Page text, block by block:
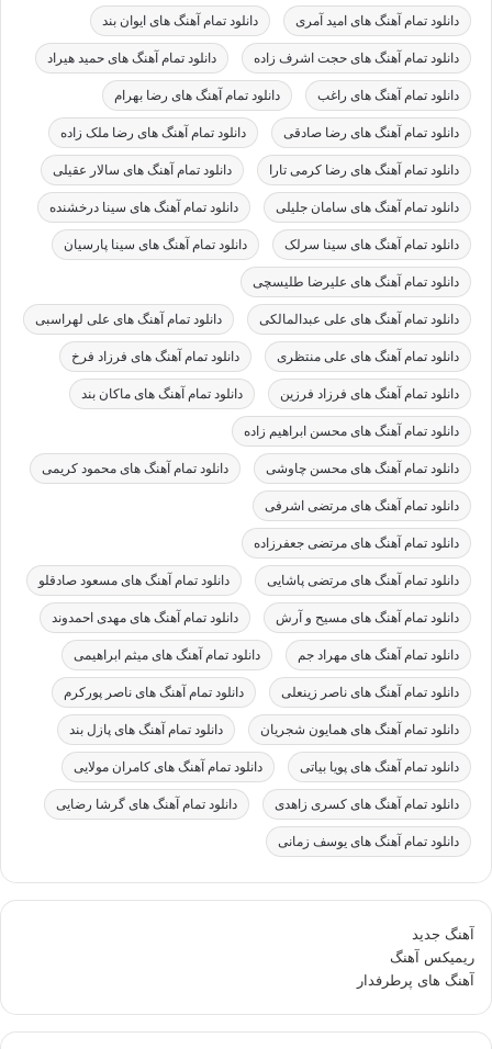
دانلود تمام آهنگ های امید آمری دانلود تمام آهنگ های ایوان بند
دانلود تمام آهنگ های حجت اشرف زاده دانلود تمام آهنگ های حمید هیراد
دانلود تمام آهنگ های راغب دانلود تمام آهنگ های رضا بهرام
دانلود تمام آهنگ های رضا صادقی دانلود تمام آهنگ های رضا ملک زاده
دانلود تمام آهنگ های رضا کرمی تارا دانلود تمام آهنگ های سالار عقیلی
دانلود تمام آهنگ های سامان جلیلی دانلود تمام آهنگ های سینا درخشنده
دانلود تمام آهنگ های سینا سرلک دانلود تمام آهنگ های سینا پارسیان
دانلود تمام آهنگ های علیرضا طلیسچی
دانلود تمام آهنگ های علی عبدالمالکی دانلود تمام آهنگ های علی لهراسبی
دانلود تمام آهنگ های علی منتظری دانلود تمام آهنگ های فرزاد فرخ
دانلود تمام آهنگ های فرزاد فرزین دانلود تمام آهنگ های ماکان بند
دانلود تمام آهنگ های محسن ابراهیم زاده
دانلود تمام آهنگ های محسن چاوشی دانلود تمام آهنگ های محمود کریمی
دانلود تمام آهنگ های مرتضی اشرفی
دانلود تمام آهنگ های مرتضی جعفرزاده
دانلود تمام آهنگ های مرتضی پاشایی دانلود تمام آهنگ های مسعود صادقلو
دانلود تمام آهنگ های مسیح و آرش دانلود تمام آهنگ های مهدی احمدوند
دانلود تمام آهنگ های مهراد جم دانلود تمام آهنگ های میثم ابراهیمی
دانلود تمام آهنگ های ناصر زینعلی دانلود تمام آهنگ های ناصر پورکرم
دانلود تمام آهنگ های همایون شجریان دانلود تمام آهنگ های پازل بند
دانلود تمام آهنگ های پویا بیاتی دانلود تمام آهنگ های کامران مولایی
دانلود تمام آهنگ های کسری زاهدی دانلود تمام آهنگ های گرشا رضایی
دانلود تمام آهنگ های یوسف زمانی
آهنگ جدید
ریمیکس آهنگ
آهنگ های پرطرفدار